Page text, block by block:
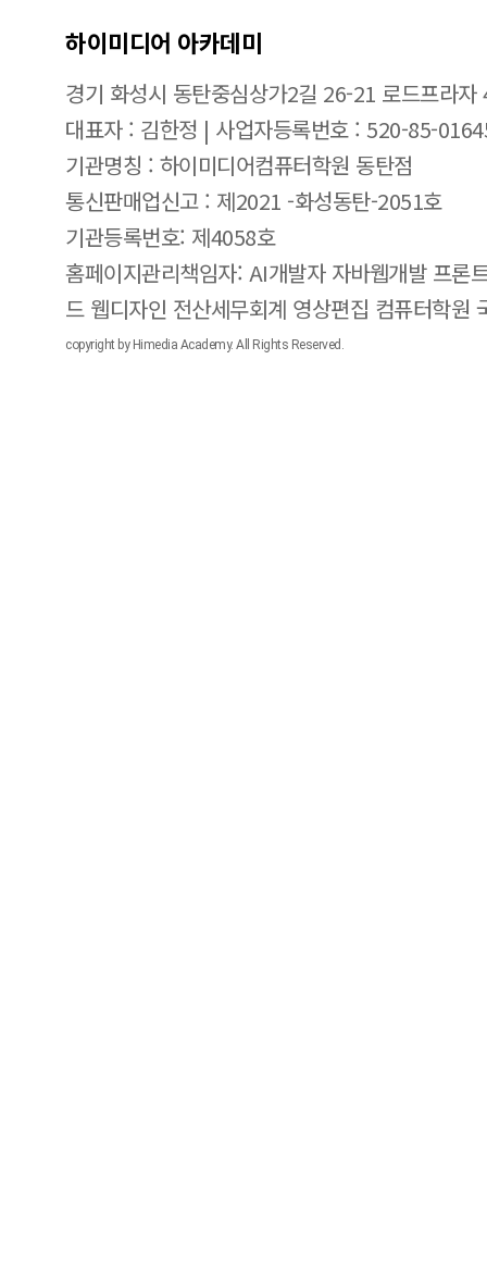
하이미디어 아카데미
경기 화성시 동탄중심상가2길 26-21 로드프라자
대표자 : 김한정 | 사업자등록번호 : 520-85-
기관명칭 : 하이미디어컴퓨터학원 동탄점
통신판매업신고 : 제2021 -화성동탄-2051호
기관등록번호: 제4058호
홈페이지관리책임자: AI개발자 자바웹개발 프론
드 웹디자인 전산세무회계 영상편집 컴퓨터학원
copyright by Himedia Academy. All Rights Reserved.